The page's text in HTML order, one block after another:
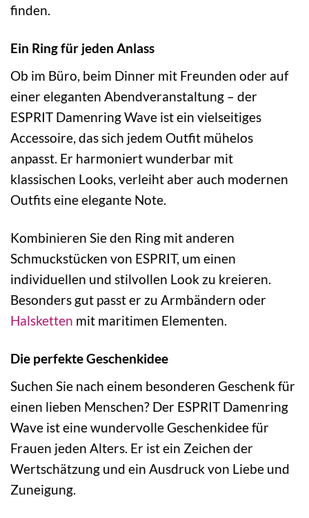
finden.
Ein Ring für jeden Anlass
Ob im Büro, beim Dinner mit Freunden oder auf
einer eleganten Abendveranstaltung – der
ESPRIT Damenring Wave ist ein vielseitiges
Accessoire, das sich jedem Outfit mühelos
anpasst. Er harmoniert wunderbar mit
klassischen Looks, verleiht aber auch modernen
Outfits eine elegante Note.
Kombinieren Sie den Ring mit anderen
Schmuckstücken von ESPRIT, um einen
individuellen und stilvollen Look zu kreieren.
Besonders gut passt er zu Armbändern oder
Halsketten mit maritimen Elementen.
Die perfekte Geschenkidee
Suchen Sie nach einem besonderen Geschenk für
einen lieben Menschen? Der ESPRIT Damenring
Wave ist eine wundervolle Geschenkidee für
Frauen jeden Alters. Er ist ein Zeichen der
Wertschätzung und ein Ausdruck von Liebe und
Zuneigung.